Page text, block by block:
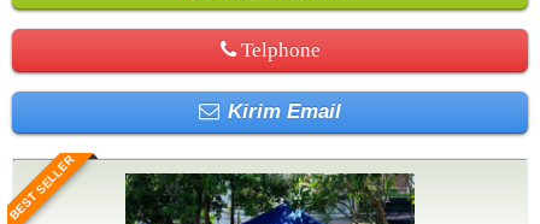
Telphone
Kirim Email
BEST SELLER